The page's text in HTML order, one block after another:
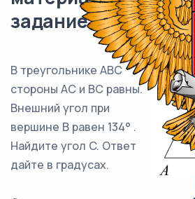
задание (24) / 120
В треугольнике ABC
стороны AC и BC равны.
Внешний угол при
вершине B равен 134° .
Найдите угол C. Ответ
дайте в градусах.